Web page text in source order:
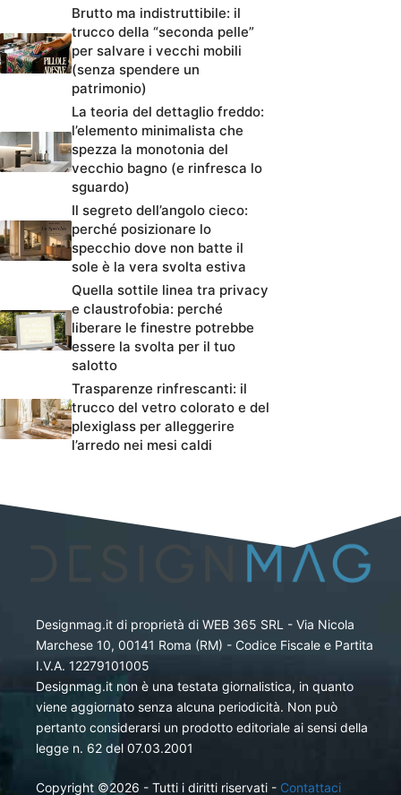
Brutto ma indistruttibile: il
trucco della “seconda pelle”
per salvare i vecchi mobili
(senza spendere un
patrimonio)
La teoria del dettaglio freddo:
l’elemento minimalista che
spezza la monotonia del
vecchio bagno (e rinfresca lo
sguardo)
Il segreto dell’angolo cieco:
perché posizionare lo
specchio dove non batte il
sole è la vera svolta estiva
Quella sottile linea tra privacy
e claustrofobia: perché
liberare le finestre potrebbe
essere la svolta per il tuo
salotto
Trasparenze rinfrescanti: il
trucco del vetro colorato e del
plexiglass per alleggerire
l’arredo nei mesi caldi
Designmag.it di proprietà di WEB 365 SRL - Via Nicola
Marchese 10, 00141 Roma (RM) - Codice Fiscale e Partita
I.V.A. 12279101005
Designmag.it non è una testata giornalistica, in quanto
viene aggiornato senza alcuna periodicità. Non può
pertanto considerarsi un prodotto editoriale ai sensi della
legge n. 62 del 07.03.2001
Copyright ©2026 - Tutti i diritti riservati - Contattaci